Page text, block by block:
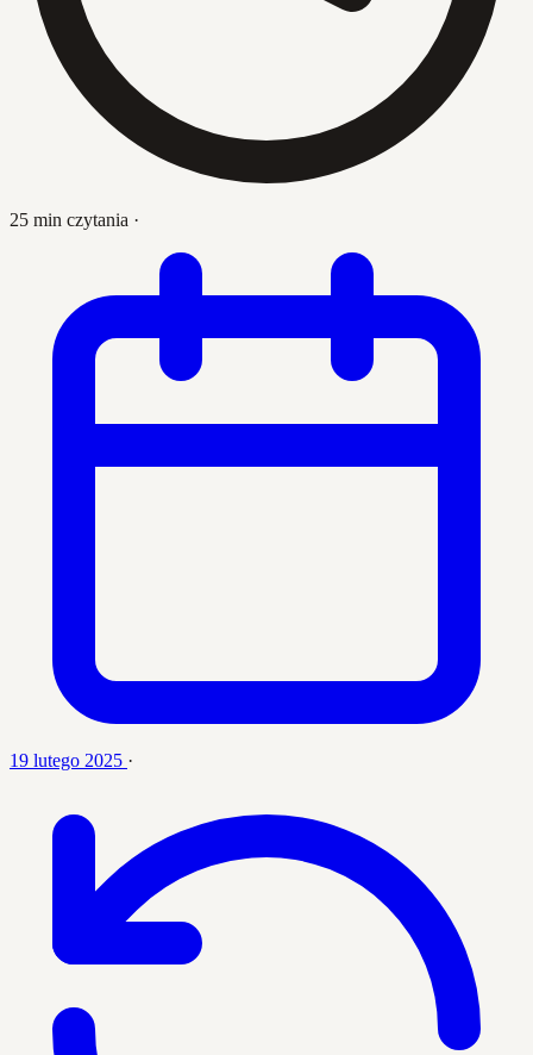
25 min czytania ·
19 lutego 2025 ·